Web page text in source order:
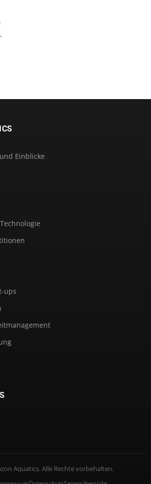
Einblicke
ups
Aquatics. Alle Rechte vorbehalten.